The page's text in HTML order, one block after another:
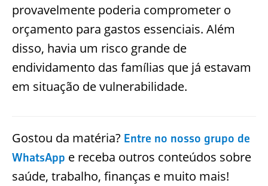
provavelmente poderia comprometer o
orçamento para gastos essenciais. Além
disso, havia um risco grande de
endividamento das famílias que já estavam
em situação de vulnerabilidade.
Gostou da matéria? Entre no nosso grupo de
WhatsApp e receba outros conteúdos sobre
saúde, trabalho, finanças e muito mais!